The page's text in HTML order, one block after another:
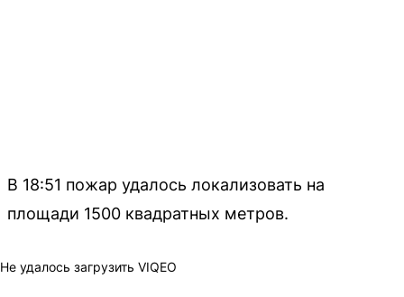
В 18:51 пожар удалось локализовать на
площади 1500 квадратных метров.
Не удалось загрузить VIQEO